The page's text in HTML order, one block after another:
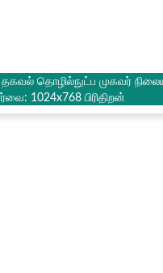
தொழில்நுட்ப முகவர்
1024x768 பிரிதிறன்